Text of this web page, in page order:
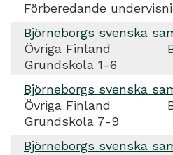
Förberedande
Björneborgs svenska
Övriga Finland
Grundskola 1-6
Björneborgs svenska
Övriga Finland
Grundskola 7-9
Björneborgs svenska